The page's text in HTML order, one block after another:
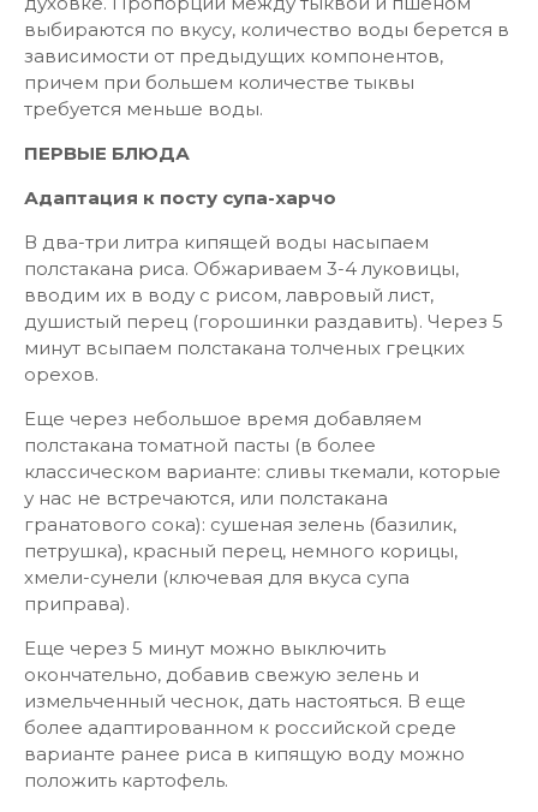
выбираются по вкусу, количество воды берется в
зависимости от предыдущих компонентов,
причем при большем количестве тыквы
требуется меньше воды.
ПЕРВЫЕ БЛЮДА
Адаптация к посту супа-харчо
В два-три литра кипящей воды насыпаем
полстакана риса. Обжариваем 3-4 луковицы,
вводим их в воду с рисом, лавровый лист,
душистый перец (горошинки раздавить). Через 5
минут всыпаем полстакана толченых грецких
орехов.
Еще через небольшое время добавляем
полстакана томатной пасты (в более
классическом варианте: сливы ткемали, которые
у нас не встречаются, или полстакана
гранатового сока): сушеная зелень (базилик,
петрушка), красный перец, немного корицы,
хмели-сунели (ключевая для вкуса супа
приправа).
Еще через 5 минут можно выключить
окончательно, добавив свежую зелень и
измельченный чеснок, дать настояться. В еще
более адаптированном к российской среде
варианте ранее риса в кипящую воду можно
положить картофель.